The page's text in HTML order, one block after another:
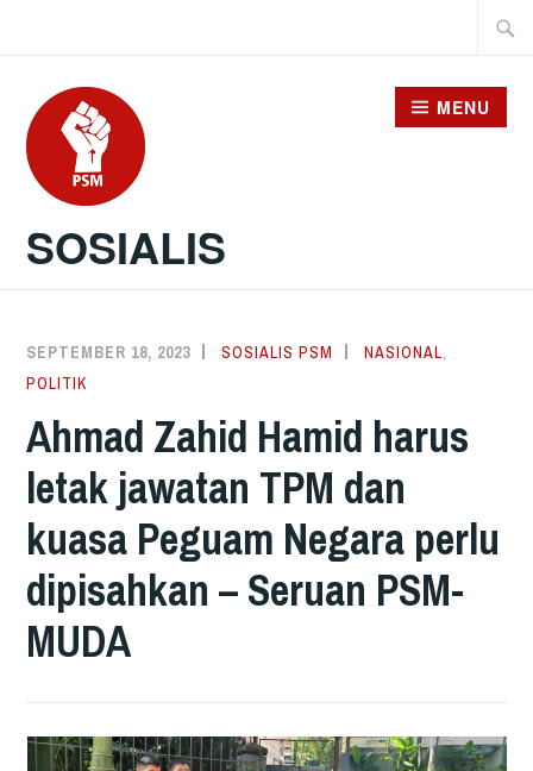
content
SOSIALIS
MENU
SEPTEMBER 18, 2023 SOSIALIS PSM NASIONAL
POLITIK
Ahmad Zahid Hamid harus
letak jawatan TPM dan
kuasa Peguam Negara perlu
dipisahkan – Seruan PSM-
MUDA